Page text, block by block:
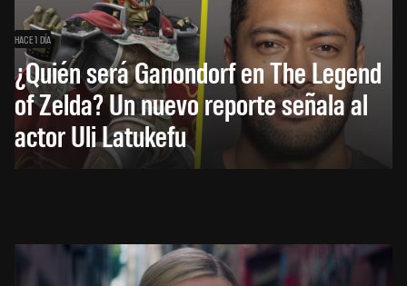
HACE 1 DÍA
¿Quién será Ganondorf en The Legend
of Zelda? Un nuevo reporte señala al
actor Uli Latukefu